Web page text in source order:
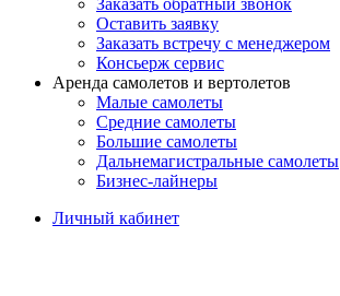
Заказать обратный звонок
Оставить заявку
Заказать встречу с менеджером
Консьерж сервис
Аренда самолетов и вертолетов
Малые самолеты
Средние самолеты
Большие самолеты
Дальнемагистральные самолеты
Бизнес-лайнеры
Личный кабинет